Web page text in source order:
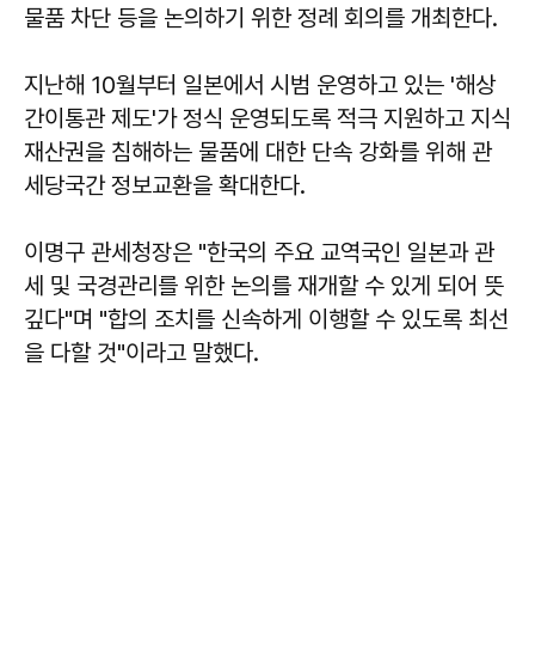
물품 차단 등을 논의하기 위한 정례 회의를 개최한다.
지난해 10월부터 일본에서 시범 운영하고 있는 '해상
간이통관 제도'가 정식 운영되도록 적극 지원하고 지식
재산권을 침해하는 물품에 대한 단속 강화를 위해 관
세당국간 정보교환을 확대한다.
이명구 관세청장은 "한국의 주요 교역국인 일본과 관
세 및 국경관리를 위한 논의를 재개할 수 있게 되어 뜻
깊다"며 "합의 조치를 신속하게 이행할 수 있도록 최선
을 다할 것"이라고 말했다.